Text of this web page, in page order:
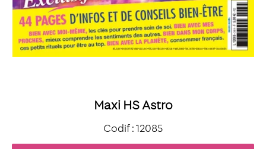
Maxi HS Astro
Codif : 12085